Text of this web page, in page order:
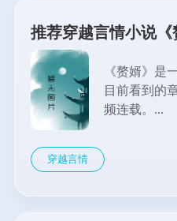
推荐穿越言情小说《
《赘婿》是
目前看到的
频连载。...
穿越言情